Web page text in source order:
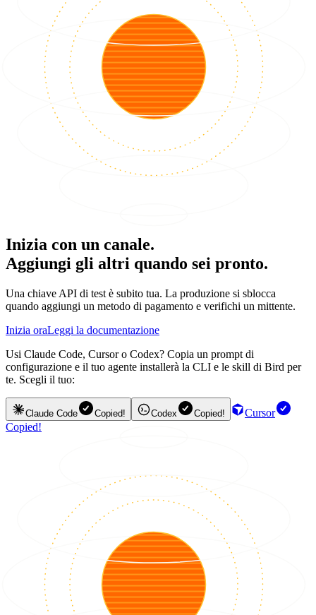
Inizia con un canale.
Aggiungi gli altri quando sei pronto.
Una chiave API di test è subito tua. La produzione si sblocca
quando aggiungi un metodo di pagamento e verifichi un mittente.
Inizia oraLeggi la documentazione
Usi Claude Code, Cursor o Codex? Copia un prompt di
configurazione e il tuo agente installerà la CLI e le skill di Bird per
te. Scegli il tuo:
Claude Code Copied! Codex Copied!
Cursor
Copied!